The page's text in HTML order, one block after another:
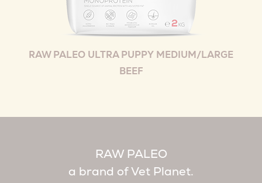
RAW PALEO ULTRA PUPPY MEDIUM/LARGE
BEEF
RAW PALEO
a brand of Vet Planet.